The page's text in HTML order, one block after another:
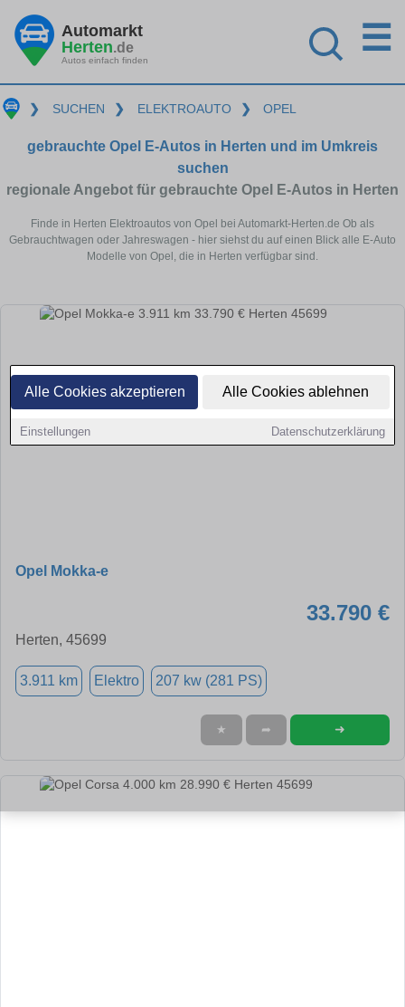
Alle Cookies akzeptieren Alle Cookies ablehnen
Einstellungen Datenschutzerklärung
Automarkt
Herten.de
Autos einfach finden
☰
❯ SUCHEN ❯ ELEKTROAUTO ❯ OPEL
gebrauchte Opel E-Autos in Herten und im Umkreis
suchen
regionale Angebot für gebrauchte Opel E-Autos in Herten
Finde in Herten Elektroautos von Opel bei Automarkt-Herten.de Ob als
Gebrauchtwagen oder Jahreswagen - hier siehst du auf einen Blick alle E-Auto
Modelle von Opel, die in Herten verfügbar sind.
Opel Mokka-e
33.790 €
Herten, 45699
3.911 km Elektro 207 kw (281 PS)
★ ➦ ➜